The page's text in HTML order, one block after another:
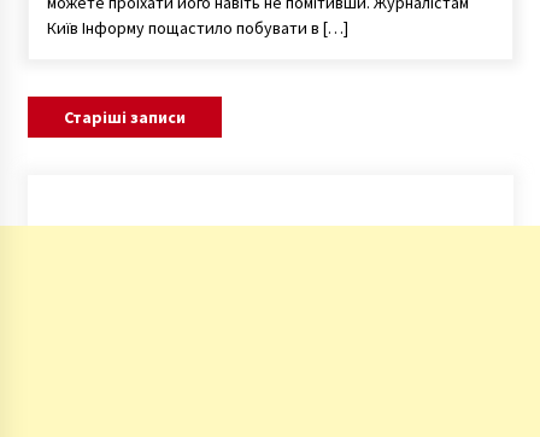
Київ Інформу пощастило побувати в […]
Навігація
Старіші записи